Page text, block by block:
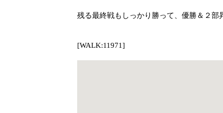
残る最終戦もしっかり勝って、優勝＆２部
[WALK:11971]